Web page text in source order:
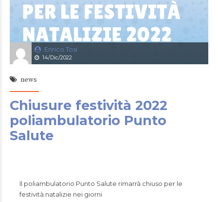
Enrico Tosi
14/Dic/2022
news
Chiusure festività 2022
poliambulatorio Punto
Salute
Il poliambulatorio Punto Salute rimarrà chiuso per le
festività natalizie nei giorni